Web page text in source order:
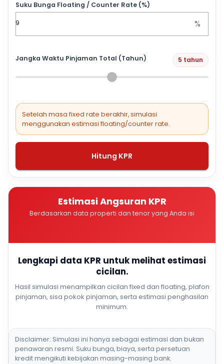
Suku Bunga Floating / Counter Rate (%)
%
Jangka Waktu Pinjaman Total (Tahun) 5 tahun
Setelah masa fixed rate berakhir, simulasi
menggunakan estimasi floating/counter rate.
Hitung KPR
Estimasi Angsuran KPR
Berdasarkan data properti dan tenor yang Anda isi
Lengkapi data KPR untuk melihat estimasi
cicilan.
Hasil simulasi menampilkan cicilan fixed dan floating, plafon
pinjaman, sisa pokok pinjaman, serta estimasi penghasilan
minimum.
Disclaimer: Simulasi ini hanya sebagai estimasi dan bukan
penawaran resmi. Suku bunga, biaya, serta persetuan
kredit mengikuti kebijakan masing-masing bank.